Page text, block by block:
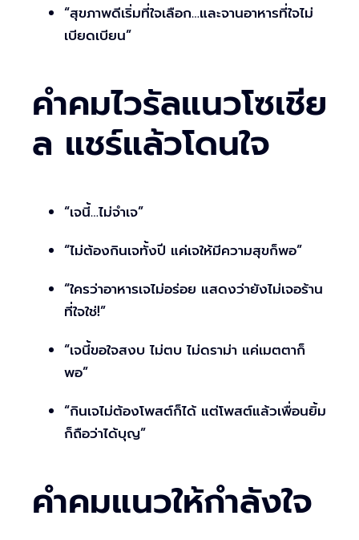
“สุขภาพดีเริ่มที่ใจเลือก…และจานอาหารที่ใจไม่
เบียดเบียน”
คำคมไวรัลแนวโซเชีย
ล แชร์แล้วโดนใจ
“เจนี้…ไม่จำเจ”
“ไม่ต้องกินเจทั้งปี แค่เจให้มีความสุขก็พอ”
“ใครว่าอาหารเจไม่อร่อย แสดงว่ายังไม่เจอร้าน
ที่ใจใช่!”
“เจนี้ขอใจสงบ ไม่ตบ ไม่ดราม่า แค่เมตตาก็
พอ”
“กินเจไม่ต้องโพสต์ก็ได้ แต่โพสต์แล้วเพื่อนยิ้ม
ก็ถือว่าได้บุญ”
คำคมแนวให้กำลังใจ